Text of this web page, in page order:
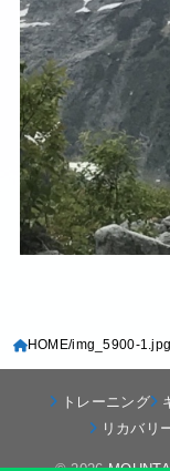
HOME img_5900-1.jpg
トレーニング
リカバリ